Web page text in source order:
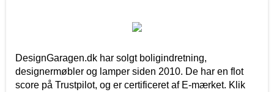
DesignGaragen.dk har solgt boligindretning,
designermøbler og lamper siden 2010. De har en flot
score på Trustpilot, og er certificeret af E-mærket. Klik